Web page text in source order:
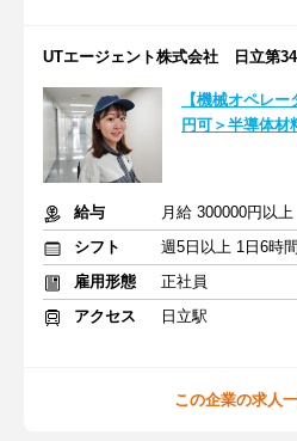
UTエージェント株式会社 日立第
【機械オペレ
円可＞半導体
給与
月給 300000円以上
シフト
週5日以上 1日6時
雇用形態
正社員
アクセス
日立駅
この企業の求人